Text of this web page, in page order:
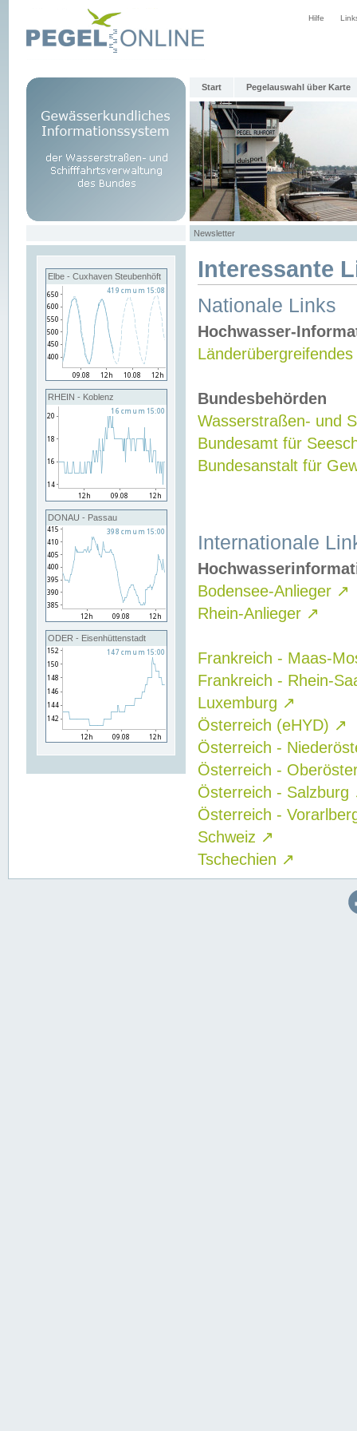
Hilfe
Start Pegelauswahl über Karte
Newsletter
Elbe - Cuxhaven Steubenhöft
RHEIN - Koblenz
DONAU - Passau
ODER - Eisenhüttenstadt
Interessante
Nationale Links
Hochwasser-
Bundesbehörden
Wasserstraßen- und
Bundesamt für
Bundesanstalt für
Internationale
Bodensee-Anlieger ↗
Rhein-Anlieger ↗
Frankreich - Maas-
Frankreich - Rhein-
Luxemburg ↗
Österreich (eHYD) ↗
Österreich -
Österreich -
Österreich - Salzburg
Österreich -
Schweiz ↗
Tschechien ↗